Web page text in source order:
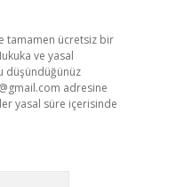
tamamen ücretsiz bir
ve yasal
düşündüğünüz
adresine
yasal süre içerisinde